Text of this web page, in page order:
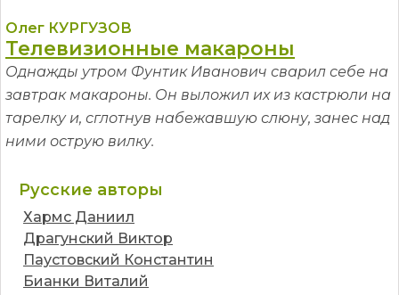
Олег КУРГУЗОВ
Телевизионные макароны
Однажды утром Фунтик Иванович сварил себе на
завтрак макароны. Он выложил их из кастрюли на
тарелку и, сглотнув набежавшую слюну, занес над
ними острую вилку.
Русские авторы
Хармс Даниил
Драгунский Виктор
Паустовский Константин
Бианки Виталий